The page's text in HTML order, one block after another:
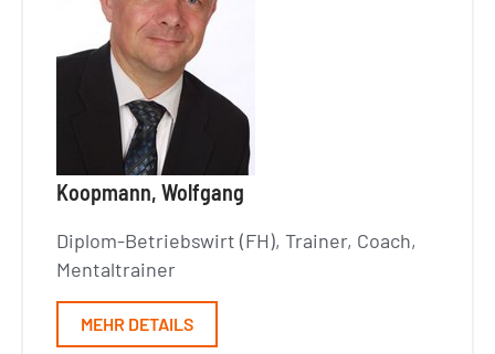
Koopmann, Wolfgang
Diplom-Betriebswirt (FH), Trainer, Coach,
Mentaltrainer
MEHR DETAILS